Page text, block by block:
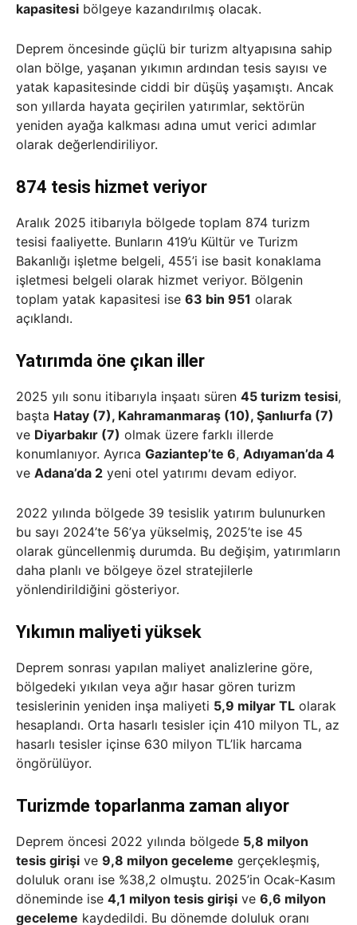
kapasitesi bölgeye kazandırılmış olacak.
Deprem öncesinde güçlü bir turizm altyapısına sahip
olan bölge, yaşanan yıkımın ardından tesis sayısı ve
yatak kapasitesinde ciddi bir düşüş yaşamıştı. Ancak
son yıllarda hayata geçirilen yatırımlar, sektörün
yeniden ayağa kalkması adına umut verici adımlar
olarak değerlendiriliyor.
874 tesis hizmet veriyor
Aralık 2025 itibarıyla bölgede toplam 874 turizm
tesisi faaliyette. Bunların 419’u Kültür ve Turizm
Bakanlığı işletme belgeli, 455’i ise basit konaklama
işletmesi belgeli olarak hizmet veriyor. Bölgenin
toplam yatak kapasitesi ise 63 bin 951 olarak
açıklandı.
Yatırımda öne çıkan iller
2025 yılı sonu itibarıyla inşaatı süren 45 turizm tesisi,
başta Hatay (7), Kahramanmaraş (10), Şanlıurfa (7)
ve Diyarbakır (7) olmak üzere farklı illerde
konumlanıyor. Ayrıca Gaziantep’te 6, Adıyaman’da 4
ve Adana’da 2 yeni otel yatırımı devam ediyor.
2022 yılında bölgede 39 tesislik yatırım bulunurken
bu sayı 2024’te 56’ya yükselmiş, 2025’te ise 45
olarak güncellenmiş durumda. Bu değişim, yatırımların
daha planlı ve bölgeye özel stratejilerle
yönlendirildiğini gösteriyor.
Yıkımın maliyeti yüksek
Deprem sonrası yapılan maliyet analizlerine göre,
bölgedeki yıkılan veya ağır hasar gören turizm
tesislerinin yeniden inşa maliyeti 5,9 milyar TL olarak
hesaplandı. Orta hasarlı tesisler için 410 milyon TL, az
hasarlı tesisler içinse 630 milyon TL’lik harcama
öngörülüyor.
Turizmde toparlanma zaman alıyor
Deprem öncesi 2022 yılında bölgede 5,8 milyon
tesis girişi ve 9,8 milyon geceleme gerçekleşmiş,
doluluk oranı ise %38,2 olmuştu. 2025’in Ocak-Kasım
döneminde ise 4,1 milyon tesis girişi ve 6,6 milyon
geceleme kaydedildi. Bu dönemde doluluk oranı